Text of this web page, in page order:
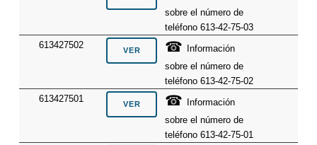
sobre el número de
teléfono 613-42-75-03
613427502
☎ Información
sobre el número de
teléfono 613-42-75-02
613427501
☎ Información
sobre el número de
teléfono 613-42-75-01